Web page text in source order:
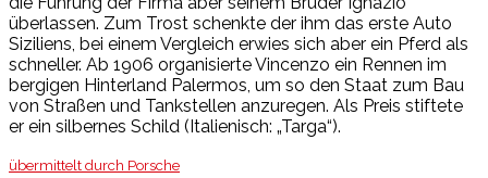
überlassen. Zum Trost schenkte der ihm das erste Auto
Siziliens, bei einem Vergleich erwies sich aber ein Pferd als
schneller. Ab 1906 organisierte Vincenzo ein Rennen im
bergigen Hinterland Palermos, um so den Staat zum Bau
von Straßen und Tankstellen anzuregen. Als Preis stiftete
er ein silbernes Schild (Italienisch: „Targa“).
übermittelt durch Porsche